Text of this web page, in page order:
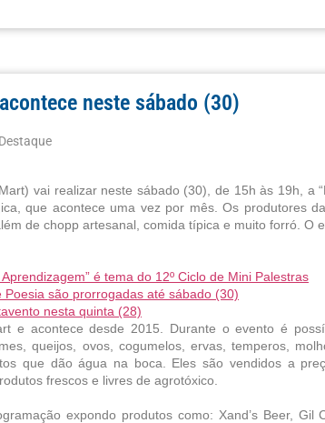
neste sábado (30)
Destaque
vai realizar neste sábado (30), de 15h às 19h, a
que acontece uma vez por mês. Os produtores
de chopp artesanal, comida típica e muito forró. O
é tema do 12º Ciclo de Mini Palestras
são prorrogadas até sábado (30)
nesta quinta (28)
e acontece desde 2015. Durante o evento é
queijos, ovos, cogumelos, ervas, temperos,
que dão água na boca. Eles são vendidos a
frescos e livres de agrotóxico.
expondo produtos como: Xand’s Beer, Gil